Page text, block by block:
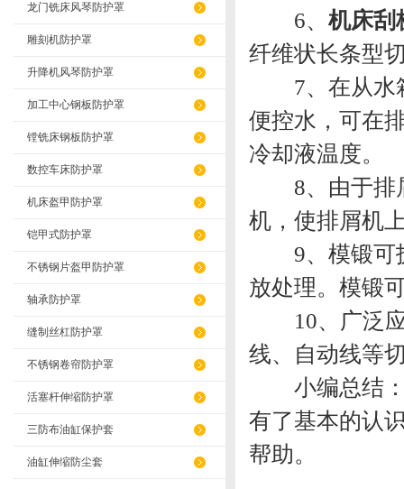
龙门铣床风琴防护罩
雕刻机防护罩
升降机风琴防护罩
加工中心钢板防护罩
镗铣床钢板防护罩
数控车床防护罩
机床盔甲防护罩
铠甲式防护罩
不锈钢片盔甲防护罩
轴承防护罩
缝制丝杠防护罩
不锈钢卷帘防护罩
活塞杆伸缩防护罩
三防布油缸保护套
油缸伸缩防尘套
6、 机床刮
纤维状长条型
7、在从水箱
便控水，可在
冷却液温度。
8、由于排屑
机，使排屑机
9、模锻可拆
放处理。模锻
10、广泛应
线、自动线等
小编总结
有了基本的认
帮助。